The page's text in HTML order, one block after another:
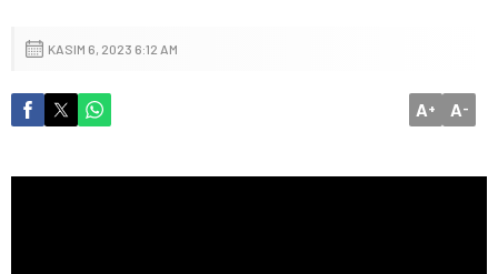
KASIM 6, 2023 6:12 AM
A+ A-